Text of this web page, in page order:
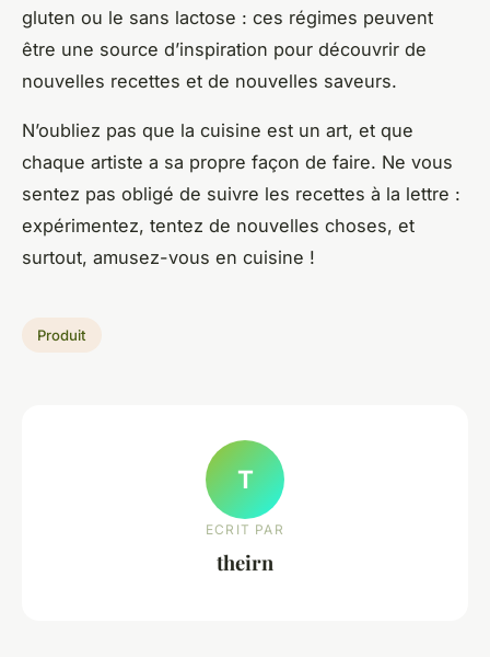
gluten ou le sans lactose : ces régimes peuvent
être une source d’inspiration pour découvrir de
nouvelles recettes et de nouvelles saveurs.
N’oubliez pas que la cuisine est un art, et que
chaque artiste a sa propre façon de faire. Ne vous
sentez pas obligé de suivre les recettes à la lettre :
expérimentez, tentez de nouvelles choses, et
surtout, amusez-vous en cuisine !
Produit
T
ECRIT PAR
theirn